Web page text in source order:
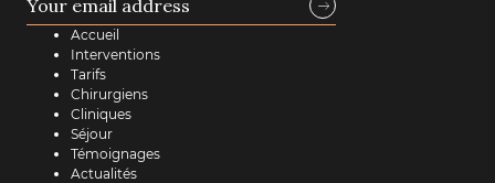
Accueil
Interventions
Tarifs
Chirurgiens
Cliniques
Séjour
Témoignages
Actualités